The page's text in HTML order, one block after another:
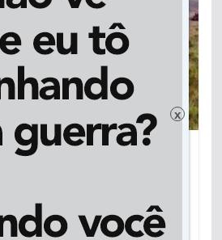
moderniza controle de
prevenção a
x